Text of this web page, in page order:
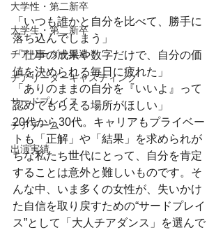
大学性・第二新卒
大学生・第二新卒
チアリーダー派遣
チアリーダーキャスティング
サードプレイス
チアチーム
出演実績
「いつも誰かと自分を比べて、勝手に
落ち込んでしまう」
「仕事の成果や数字だけで、自分の価
値を決められる毎日に疲れた」
「ありのままの自分を『いいよ』って
認めてもらえる場所がほしい」
20代から30代。キャリアもプライベー
トも「正解」や「結果」を求められが
ちな私たち世代にとって、自分を肯定
することは意外と難しいものです。そ
んな中、いま多くの女性が、失いかけ
た自信を取り戻すための“サードプレイ
ス”として「大人チアダンス」を選んで